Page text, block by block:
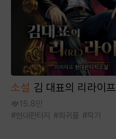
소설 김 대표의 리라이프
15.8만
#현대판타지 #회귀물 #작가